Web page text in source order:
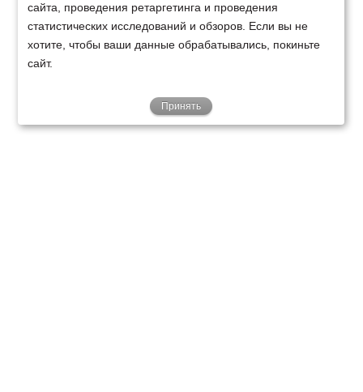
сайта, проведения ретаргетинга и проведения
статистических исследований и обзоров. Если вы не
хотите, чтобы ваши данные обрабатывались, покиньте
сайт.
Принять